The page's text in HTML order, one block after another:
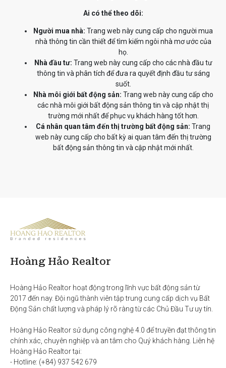
Ai có thể theo dõi:
Người mua nhà: Trang web này cung cấp cho người mua
nhà thông tin cần thiết để tìm kiếm ngôi nhà mơ ước của
họ.
Nhà đầu tư: Trang web này cung cấp cho các nhà đầu tư
thông tin và phân tích để đưa ra quyết định đầu tư sáng
suốt.
Nhà môi giới bất động sản: Trang web này cung cấp cho
các nhà môi giới bất động sản thông tin và cập nhật thị
trường mới nhất để phục vụ khách hàng tốt hơn.
Cá nhân quan tâm đến thị trường bất động sản: Trang
web này cung cấp cho bất kỳ ai quan tâm đến thị trường
bất động sản thông tin và cập nhật mới nhất.
Hoàng Hảo Realtor
Hoàng Hảo Realtor hoạt động trong lĩnh vực bất động sản từ
2017 đến nay. Đội ngũ thành viên tập trung cung cấp dịch vụ Bất
Động Sản chất lượng và pháp lý rõ ràng từ các Chủ Đầu Tư uy tín.
Hoàng Hảo Realtor sử dụng công nghệ 4.0 để truyền đạt thông tin
chính xác, chuyên nghiệp và an tâm cho Quý khách hàng. Liên hệ
Hoàng Hảo Realtor tại:
- Hotline: (+84) 937 542 679